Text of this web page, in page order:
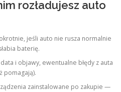
rozładujesz auto
jeśli auto nie rusza normalnie
baterię.
i objawy, ewentualne błędy z auta
pomagają).
zainstalowane po zakupie —